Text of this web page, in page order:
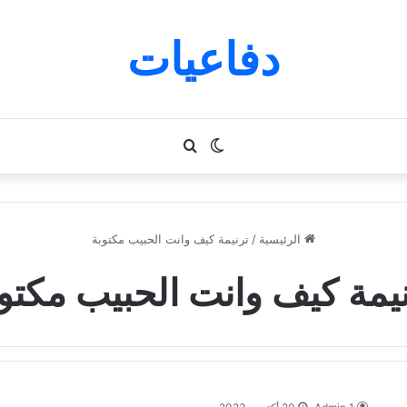
دفاعيات
بحث
عن
الوضع
المظلم
الرئيسية / ترنيمة كيف وانت الحبيب مكتوبة
كيف وانت الحبيب